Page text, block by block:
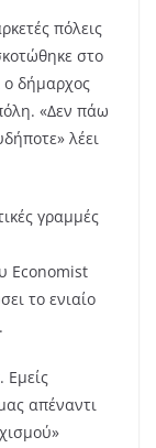
πόλεις
στο
ο δήμαρχος
«Δεν πάω
λέει
γραμμές
Economist
το ενιαίο
Εμείς
απέναντι